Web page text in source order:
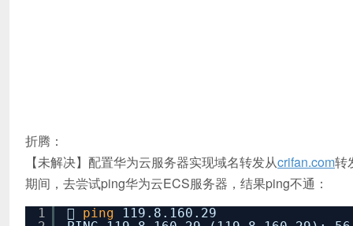
折腾：
【未解决】配置华为云服务器实现域名转发从crifan.com转
期间，去尝试ping华为云ECS服务器，结果ping不通：
1
 ping
119.8.160.29